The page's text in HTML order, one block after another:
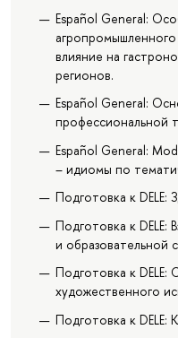
Español General:
влияние на
регионов.
Español General:
профессиональной
Español General:
– идиомы по
Подготовка к DELE:
Подготовка к DELE:
и образовательной
Подготовка к
художественного
Подготовка к DELE: